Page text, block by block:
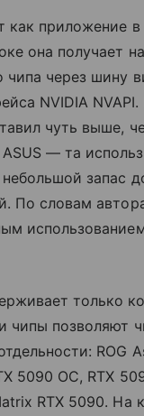
как приложение
она получает
чипа через шину
NVIDIA
чуть выше,
— та
запас
По словам
только
чипы позволяют
ROG
5090 OC, RTX
RTX 5090. На